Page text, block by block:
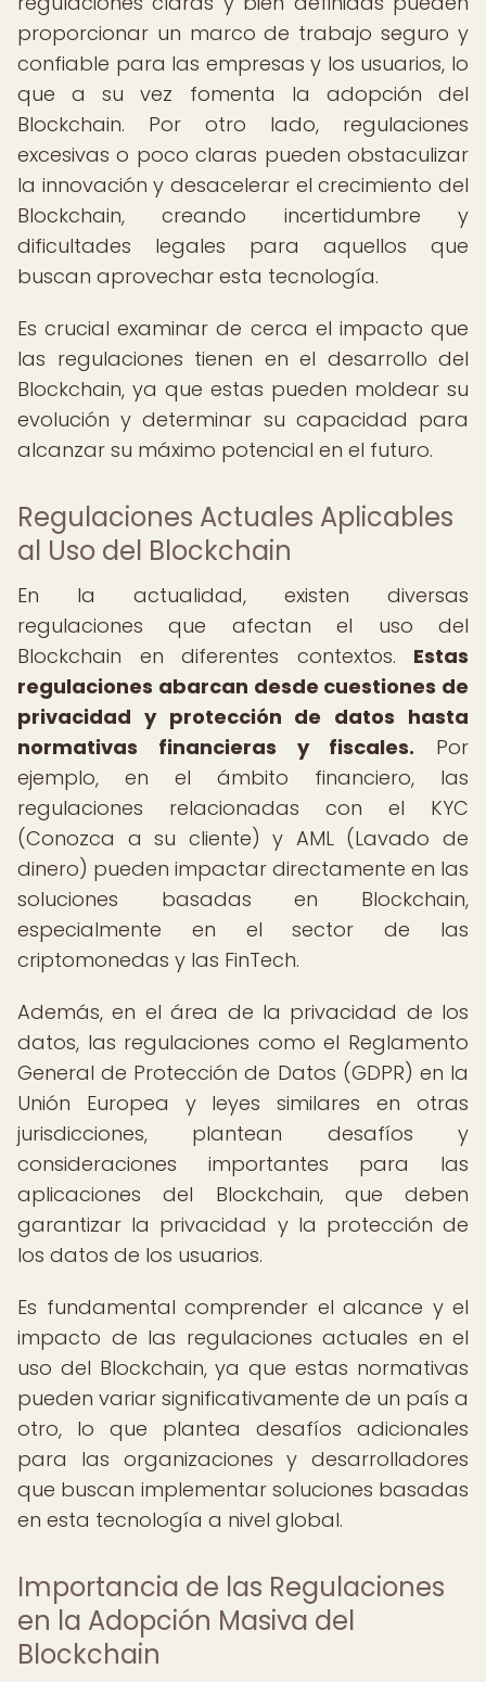
proporcionar un marco de trabajo seguro y
confiable para las empresas y los usuarios, lo
que a su vez fomenta la adopción del
Blockchain. Por otro lado, regulaciones
excesivas o poco claras pueden obstaculizar
la innovación y desacelerar el crecimiento del
Blockchain, creando incertidumbre y
dificultades legales para aquellos que
buscan aprovechar esta tecnología.
Es crucial examinar de cerca el impacto que
las regulaciones tienen en el desarrollo del
Blockchain, ya que estas pueden moldear su
evolución y determinar su capacidad para
alcanzar su máximo potencial en el futuro.
Regulaciones Actuales Aplicables
al Uso del Blockchain
En la actualidad, existen diversas
regulaciones que afectan el uso del
Blockchain en diferentes contextos. Estas
regulaciones abarcan desde cuestiones de
privacidad y protección de datos hasta
normativas financieras y fiscales. Por
ejemplo, en el ámbito financiero, las
regulaciones relacionadas con el KYC
(Conozca a su cliente) y AML (Lavado de
dinero) pueden impactar directamente en las
soluciones basadas en Blockchain,
especialmente en el sector de las
criptomonedas y las FinTech.
Además, en el área de la privacidad de los
datos, las regulaciones como el Reglamento
General de Protección de Datos (GDPR) en la
Unión Europea y leyes similares en otras
jurisdicciones, plantean desafíos y
consideraciones importantes para las
aplicaciones del Blockchain, que deben
garantizar la privacidad y la protección de
los datos de los usuarios.
Es fundamental comprender el alcance y el
impacto de las regulaciones actuales en el
uso del Blockchain, ya que estas normativas
pueden variar significativamente de un país a
otro, lo que plantea desafíos adicionales
para las organizaciones y desarrolladores
que buscan implementar soluciones basadas
en esta tecnología a nivel global.
Importancia de las Regulaciones
en la Adopción Masiva del
Blockchain